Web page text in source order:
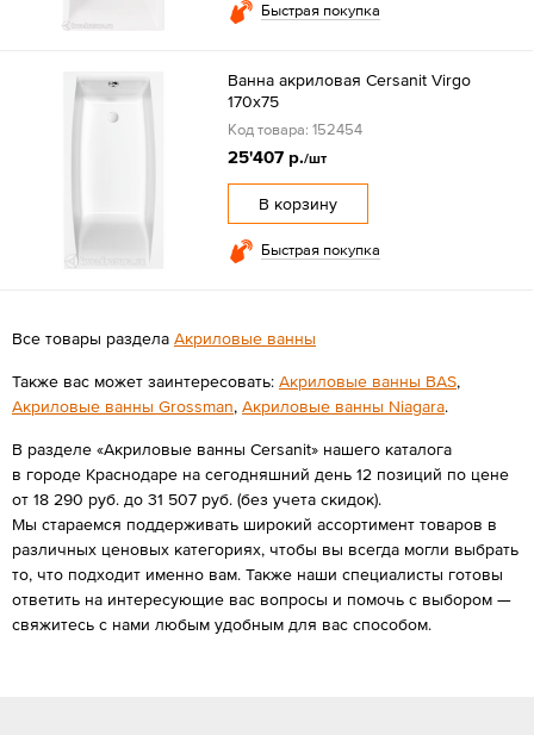
Быстрая покупка
Ванна акриловая Cersanit Virgo
170x75
Код товара: 152454
25'407 р./шт
В корзину
Быстрая покупка
Все товары раздела Акриловые ванны
Также вас может заинтересовать: Акриловые ванны BAS,
Акриловые ванны Grossman, Акриловые ванны Niagara.
В разделе «Акриловые ванны Cersanit» нашего каталога
в городе Краснодаре на сегодняшний день 12 позиций по цене
от 18 290 руб. до 31 507 руб. (без учета скидок).
Мы стараемся поддерживать широкий ассортимент товаров в
различных ценовых категориях, чтобы вы всегда могли выбрать
то, что подходит именно вам. Также наши специалисты готовы
ответить на интересующие вас вопросы и помочь с выбором —
свяжитесь с нами любым удобным для вас способом.